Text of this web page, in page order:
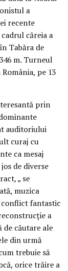
a
recente
căreia a
Tabăra de
m. Turneul
pe 13
prin
auditoriului
curaj cu
ca mesaj
de diverse
„ se
muzica
conflict fantastic
a
căutare ale
din urmă
trebuie să
orice trăire a